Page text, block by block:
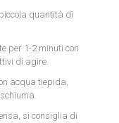
quantità di
per 1-2 minuti con
di agire.
acqua tiepida,
si consiglia di